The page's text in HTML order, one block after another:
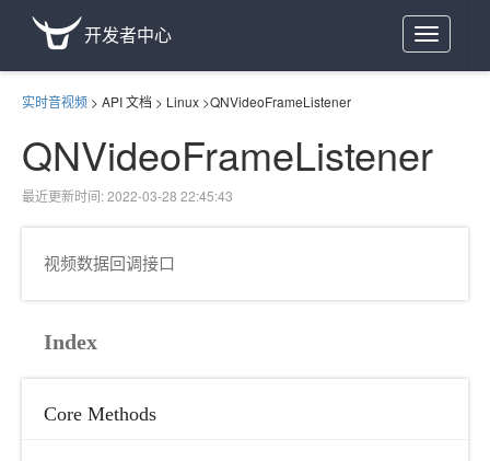
Toggle
navigation
开发者中心
实时音视频 > API 文档 > Linux >QNVideoFrameListener
QNVideoFrameListener
最近更新时间: 2022-03-28 22:45:43
视频数据回调接口
Index
Core Methods